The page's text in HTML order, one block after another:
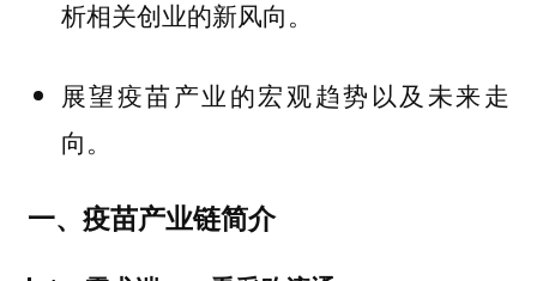
析相关创业的新风向。
展望疫苗产业的宏观趋势以及未来走
向。
一、疫苗产业链简介